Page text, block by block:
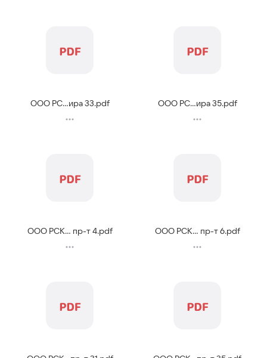
ООО РС...ира 33.pdf ООО РС...ира 35.pdf
ООО РСК... пр-т 4.pdf ООО РСК... пр-т 6.pdf